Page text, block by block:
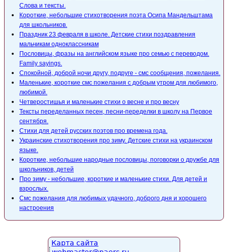
Слова и тексты.
Короткие, небольшие стихотворения поэта Осипа Мандельштама
для школьников.
Праздник 23 февраля в школе. Детские стихи поздравления
мальчикам одноклассникам
Пословицы, фразы на английском языке про семью с переводом.
Family sayings.
Спокойной, доброй ночи другу, подруге - смс сообщения, пожелания.
Маленькие, короткие смс пожелания с добрым утром для любимого,
любимой.
Четверостишья и маленькие стихи о весне и про весну
Тексты переделанных песен, песни-переделки в школу на Первое
сентября.
Стихи для детей русских поэтов про времена года.
Украинские стихотворения про зиму. Детские стихи на украинском
языке.
Короткие, небольшие народные пословицы, поговорки о дружбе для
школьников, детей
Про зиму - небольшие, короткие и маленькие стихи. Для детей и
взрослых.
Смс пожелания для любимых удачного, доброго дня и хорошего
настроения
Карта сайта